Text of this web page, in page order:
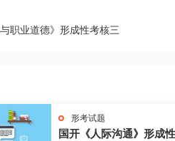
职业道德》形成性考核三
形考试题
国开《人际沟通》形成